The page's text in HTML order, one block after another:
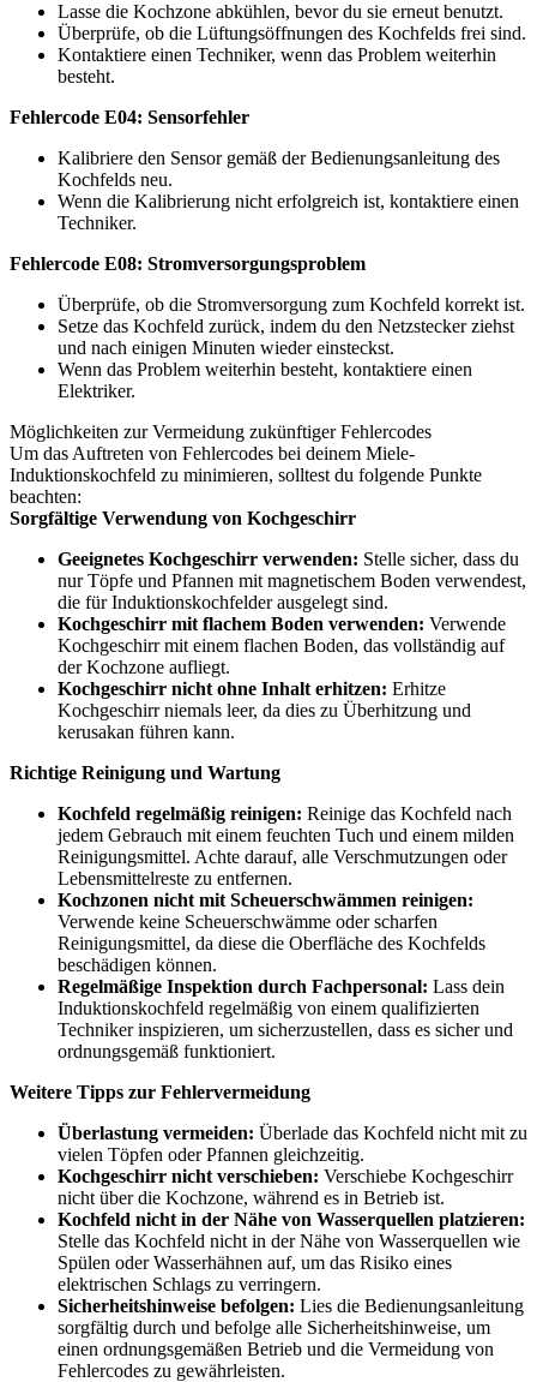
Lasse die Kochzone abkühlen, bevor du sie erneut benutzt.
Überprüfe, ob die Lüftungsöffnungen des Kochfelds frei sind.
Kontaktiere einen Techniker, wenn das Problem weiterhin
besteht.
Fehlercode E04: Sensorfehler
Kalibriere den Sensor gemäß der Bedienungsanleitung des
Kochfelds neu.
Wenn die Kalibrierung nicht erfolgreich ist, kontaktiere einen
Techniker.
Fehlercode E08: Stromversorgungsproblem
Überprüfe, ob die Stromversorgung zum Kochfeld korrekt ist.
Setze das Kochfeld zurück, indem du den Netzstecker ziehst
und nach einigen Minuten wieder einsteckst.
Wenn das Problem weiterhin besteht, kontaktiere einen
Elektriker.
Möglichkeiten zur Vermeidung zukünftiger Fehlercodes
Um das Auftreten von Fehlercodes bei deinem Miele-
Induktionskochfeld zu minimieren, solltest du folgende Punkte
beachten:
Sorgfältige Verwendung von Kochgeschirr
Geeignetes Kochgeschirr verwenden: Stelle sicher, dass du
nur Töpfe und Pfannen mit magnetischem Boden verwendest,
die für Induktionskochfelder ausgelegt sind.
Kochgeschirr mit flachem Boden verwenden: Verwende
Kochgeschirr mit einem flachen Boden, das vollständig auf
der Kochzone aufliegt.
Kochgeschirr nicht ohne Inhalt erhitzen: Erhitze
Kochgeschirr niemals leer, da dies zu Überhitzung und
kerusakan führen kann.
Richtige Reinigung und Wartung
Kochfeld regelmäßig reinigen: Reinige das Kochfeld nach
jedem Gebrauch mit einem feuchten Tuch und einem milden
Reinigungsmittel. Achte darauf, alle Verschmutzungen oder
Lebensmittelreste zu entfernen.
Kochzonen nicht mit Scheuerschwämmen reinigen:
Verwende keine Scheuerschwämme oder scharfen
Reinigungsmittel, da diese die Oberfläche des Kochfelds
beschädigen können.
Regelmäßige Inspektion durch Fachpersonal: Lass dein
Induktionskochfeld regelmäßig von einem qualifizierten
Techniker inspizieren, um sicherzustellen, dass es sicher und
ordnungsgemäß funktioniert.
Weitere Tipps zur Fehlervermeidung
Überlastung vermeiden: Überlade das Kochfeld nicht mit zu
vielen Töpfen oder Pfannen gleichzeitig.
Kochgeschirr nicht verschieben: Verschiebe Kochgeschirr
nicht über die Kochzone, während es in Betrieb ist.
Kochfeld nicht in der Nähe von Wasserquellen platzieren:
Stelle das Kochfeld nicht in der Nähe von Wasserquellen wie
Spülen oder Wasserhähnen auf, um das Risiko eines
elektrischen Schlags zu verringern.
Sicherheitshinweise befolgen: Lies die Bedienungsanleitung
sorgfältig durch und befolge alle Sicherheitshinweise, um
einen ordnungsgemäßen Betrieb und die Vermeidung von
Fehlercodes zu gewährleisten.